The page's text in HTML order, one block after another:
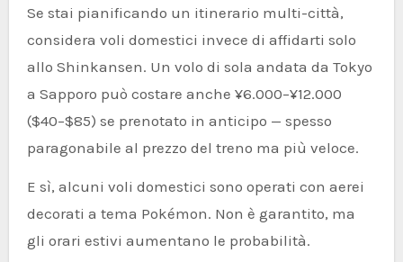
Se stai pianificando un itinerario multi-città,
considera voli domestici invece di affidarti solo
allo Shinkansen. Un volo di sola andata da Tokyo
a Sapporo può costare anche ¥6.000–¥12.000
($40–$85) se prenotato in anticipo — spesso
paragonabile al prezzo del treno ma più veloce.
E sì, alcuni voli domestici sono operati con aerei
decorati a tema Pokémon. Non è garantito, ma
gli orari estivi aumentano le probabilità.